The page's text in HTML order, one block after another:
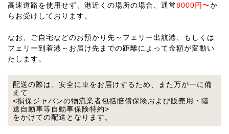
高速道路を使用せず、港近くの場所の場合、通常8000円〜か
らお受けしております。
なお、ご自宅などのお預かり先～フェリー出航港、もしくは
フェリー到着港～お届け先までの距離によって金額が変動い
たします。
配送の際は、安全に車をお届けするため、また万が一に備
えて
<損保ジャパンの物流業者包括賠償保険および販売用・陸
送自動車等自動車保険特約>
をかけての配送となります。